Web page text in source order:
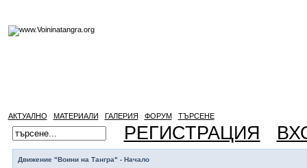
АКТУАЛНО МАТЕРИАЛИ ГАЛЕРИЯ ФОРУМ ТЪРСЕНЕ
РЕГИСТРАЦИЯ
Движение "Воини на Тангра" - Начало